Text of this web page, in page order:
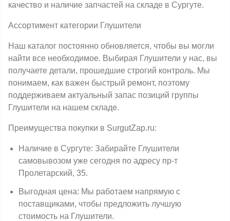
качество и наличие запчастей на складе в Сургуте.
Ассортимент категории Глушители
Наш каталог постоянно обновляется, чтобы вы могли
найти все необходимое. Выбирая Глушители у нас, вы
получаете детали, прошедшие строгий контроль. Мы
понимаем, как важен быстрый ремонт, поэтому
поддерживаем актуальный запас позиций группы
Глушители на нашем складе.
Преимущества покупки в SurgutZap.ru:
Наличие в Сургуте: Забирайте Глушители
самовывозом уже сегодня по адресу пр-т
Пролетарский, 35.
Выгодная цена: Мы работаем напрямую с
поставщиками, чтобы предложить лучшую
стоимость на Глушители.